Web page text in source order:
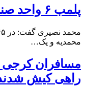
پلمب ۶ واحد صنفی در شهرستان البرز
محمدیه و یک…
مسافران کرجی
راهی کیش